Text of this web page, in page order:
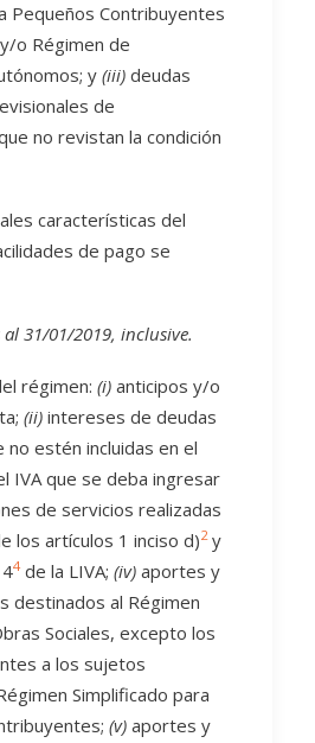
Pequeños Contribuyentes
o Régimen de
y (iii) deudas
de
no revistan la condición
características del
de pago se
31/01/2019, inclusive.
régimen: (i) anticipos y/o
(ii) intereses de deudas
no estén incluidas en el
IVA que se deba ingresar
de servicios realizadas
los artículos 1 inciso d)2y
4de la LIVA; (iv) aportes y
destinados al Régimen
Sociales, excepto los
a los sujetos
Simplificado para
(v) aportes y